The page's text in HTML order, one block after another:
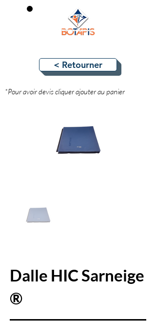
< Retourner
*Pour avoir devis cliquer ajouter au panier
Dalle HIC Sarneige
®